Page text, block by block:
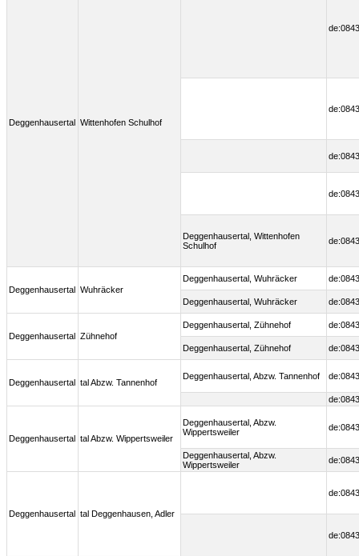
Deggenhausertal Wittenhofen Schulhof
Deggenhausertal, Wittenhofen
Schulhof
Deggenhausertal Wuhräcker
Deggenhausertal, Wuhräcker
Deggenhausertal, Wuhräcker
Deggenhausertal Zühnehof
Deggenhausertal, Zühnehof
Deggenhausertal, Zühnehof
Deggenhausertal tal Abzw. Tannenhof
Deggenhausertal, Abzw. Tannenhof
Deggenhausertal tal Abzw. Wippertsweiler
Deggenhausertal, Abzw.
Wippertsweiler
Deggenhausertal, Abzw.
Wippertsweiler
Deggenhausertal tal Deggenhausen, Adler